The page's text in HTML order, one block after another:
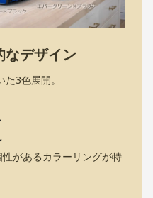
なデザイン
3色展開。
があるカラーリングが特